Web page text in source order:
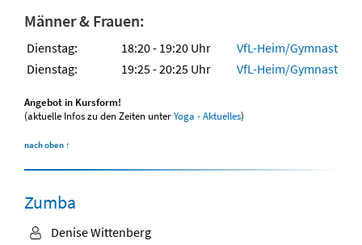
Männer & Frauen:
Dienstag: 18:20 - 19:20 Uhr
VfL-Heim/
Dienstag:
19:25 - 20:25 Uhr VfL-Heim/
Angebot in Kursform!
(aktuelle Infos zu den Zeiten unterYoga - Aktuelles)
nach oben ↑
Zumba
Denise Wittenberg